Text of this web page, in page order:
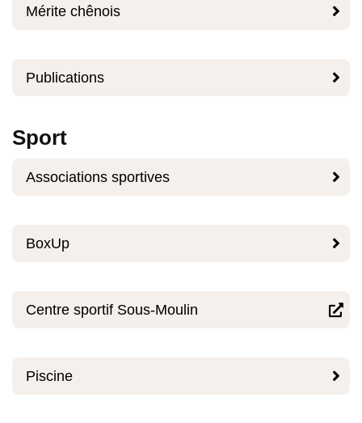

Mérite chênois

Publications
Sport

Associations sportives

BoxUp

Centre sportif Sous-Moulin

Piscine